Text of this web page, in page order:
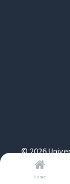
Home
© 2026